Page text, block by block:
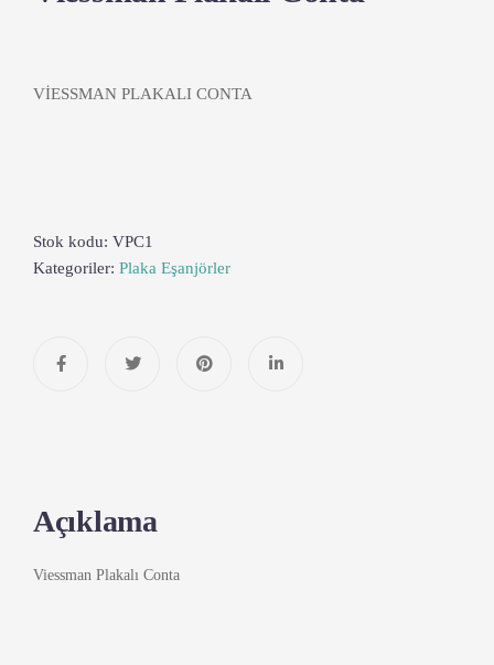
VİESSMAN PLAKALI CONTA
Stok kodu: VPC1
Kategoriler: Plaka Eşanjörler
Açıklama
Viessman Plakalı Conta